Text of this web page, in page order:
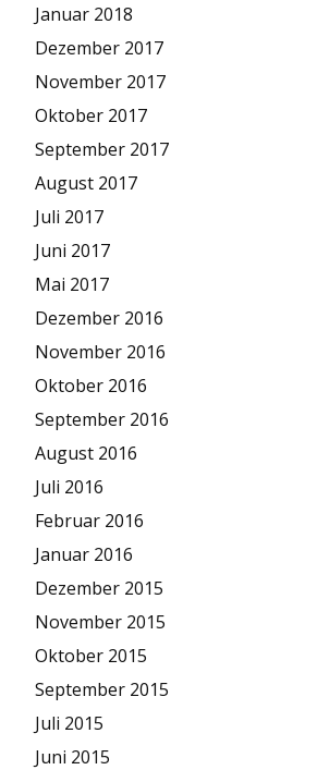
Januar 2018
Dezember 2017
November 2017
Oktober 2017
September 2017
August 2017
Juli 2017
Juni 2017
Mai 2017
Dezember 2016
November 2016
Oktober 2016
September 2016
August 2016
Juli 2016
Februar 2016
Januar 2016
Dezember 2015
November 2015
Oktober 2015
September 2015
Juli 2015
Juni 2015